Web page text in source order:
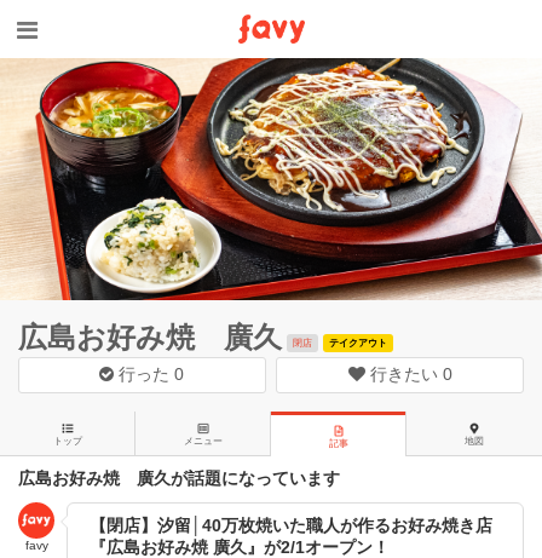
広島お好み焼 廣久 閉店 テイクアウト
行った0 行きたい 0
トップ メニュー 記事 地図
広島お好み焼 廣久が話題になっています
favy
【閉店】汐留│40万枚焼いた職人が作るお好み焼き店
『広島お好み焼 廣久』が2/1オープン！